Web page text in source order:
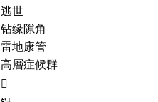
逃世
钻缘隙角
雷地康管
高層症候群
𧘞